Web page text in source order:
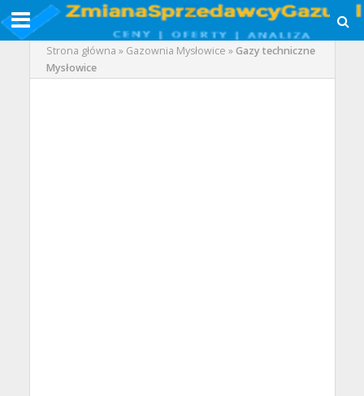
Strona główna » Gazownia Mysłowice »Gazy techniczne
Mysłowice